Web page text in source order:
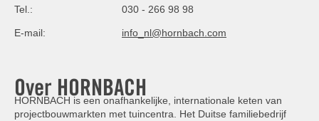
Tel.: 030 - 266 98 98
E-mail: info_nl@hornbach.com
Over HORNBACH
HORNBACH is een onafhankelijke, internationale keten van
projectbouwmarkten met tuincentra. Het Duitse familiebedrijf